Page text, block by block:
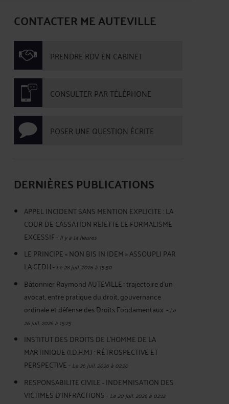
CONTACTER ME AUTEVILLE
PRENDRE RDV EN CABINET
CONSULTER PAR TÉLÉPHONE
POSER UNE QUESTION ÉCRITE
DERNIÈRES PUBLICATIONS
APPEL INCIDENT SANS MENTION EXPLICITE : LA
COUR DE CASSATION REJETTE LE FORMALISME
EXCESSIF-Il y a 14 heures
LE PRINCIPE « NON BIS IN IDEM » ASSOUPLI PAR
LA CEDH-Le 28 juil. 2026 à 15:50
Bâtonnier Raymond AUTEVILLE : trajectoire d’un
avocat, entre pratique du droit, gouvernance
ordinale et défense des Droits Fondamentaux.-Le
26 juil. 2026 à 15:25
INSTITUT DES DROITS DE L'HOMME DE LA
MARTINIQUE (I.D.H.M.) : RÉTROSPECTIVE ET
PERSPECTIVE-Le 26 juil. 2026 à 02:20
RESPONSABILITE CIVILE - INDEMNISATION DES
VICTIMES D'INFRACTIONS-Le 20 juil. 2026 à 02:12